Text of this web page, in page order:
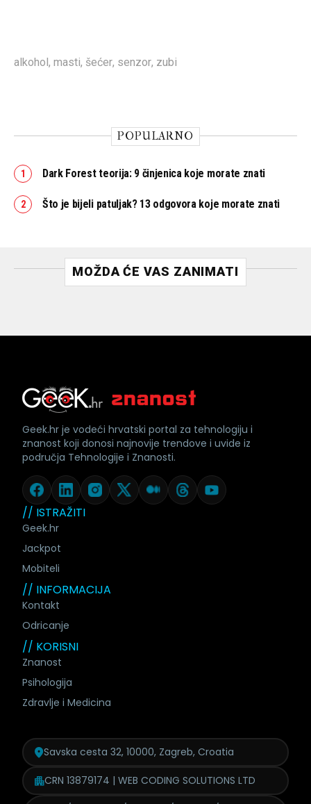
alkohol, masti, šećer, senzor, zubi
POPULARNO
Dark Forest teorija: 9 činjenica koje morate znati
Što je bijeli patuljak? 13 odgovora koje morate znati
MOŽDA ĆE VAS ZANIMATI
// ISTRAŽITI
Geek.hr
Jackpot
Mobiteli
// INFORMACIJA
Kontakt
Odricanje
// KORISNI
Znanost
Psihologija
Zdravlje i Medicina
Geek.hr je vodeći hrvatski portal za tehnologiju i
znanost koji donosi najnovije trendove i uvide iz
područja Tehnologije i Znanosti.
Savska cesta 32, 10000, Zagreb, Croatia
CRN 13879174 | WEB CODING SOLUTIONS LTD